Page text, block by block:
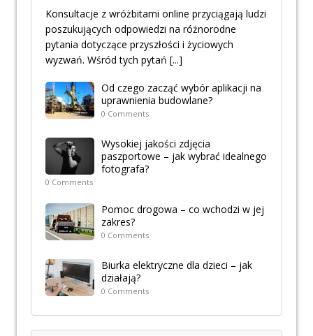
Konsultacje z wróżbitami online przyciągają ludzi
poszukujących odpowiedzi na różnorodne
pytania dotyczące przyszłości i życiowych
wyzwań. Wśród tych pytań [...]
Od czego zacząć wybór aplikacji na
uprawnienia budowlane?
0 Comments
Wysokiej jakości zdjęcia
paszportowe – jak wybrać idealnego
fotografa?
0 Comments
Pomoc drogowa – co wchodzi w jej
zakres?
0 Comments
Biurka elektryczne dla dzieci – jak
działają?
0 Comments